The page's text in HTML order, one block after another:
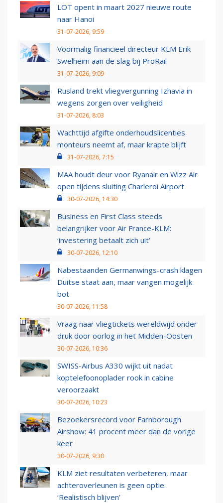
LOT opent in maart 2027 nieuwe route
naar Hanoi
31-07-2026, 9:59
Voormalig financieel directeur KLM Erik
Swelheim aan de slag bij ProRail
31-07-2026, 9:09
Rusland trekt vliegvergunning Izhavia in
wegens zorgen over veiligheid
31-07-2026, 8:03
Wachttijd afgifte onderhoudslicenties
monteurs neemt af, maar krapte blijft
31-07-2026, 7:15
MAA houdt deur voor Ryanair en Wizz Air
open tijdens sluiting Charleroi Airport
30-07-2026, 14:30
Business en First Class steeds
belangrijker voor Air France-KLM:
‘investering betaalt zich uit’
30-07-2026, 12:10
Nabestaanden Germanwings-crash klagen
Duitse staat aan, maar vangen mogelijk
bot
30-07-2026, 11:58
Vraag naar vliegtickets wereldwijd onder
druk door oorlog in het Midden-Oosten
30-07-2026, 10:36
SWISS-Airbus A330 wijkt uit nadat
koptelefoonoplader rook in cabine
veroorzaakt
30-07-2026, 10:23
Bezoekersrecord voor Farnborough
Airshow: 41 procent meer dan de vorige
keer
30-07-2026, 9:30
KLM ziet resultaten verbeteren, maar
achteroverleunen is geen optie:
‘Realistisch blijven’